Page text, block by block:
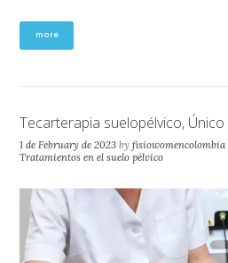
more
Tecarterapia suelopélvico,
1 de February de 2023 byfisiowomencolombia
Tratamientos en el suelo pélvico